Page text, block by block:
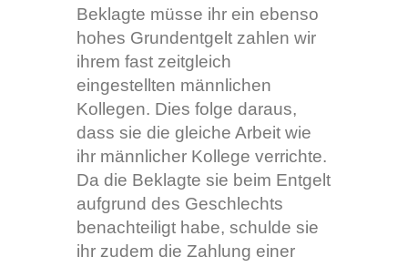
Beklagte müsse ihr ein ebenso
hohes Grundentgelt zahlen wir
ihrem fast zeitgleich
eingestellten männlichen
Kollegen. Dies folge daraus,
dass sie die gleiche Arbeit wie
ihr männlicher Kollege verrichte.
Da die Beklagte sie beim Entgelt
aufgrund des Geschlechts
benachteiligt habe, schulde sie
ihr zudem die Zahlung einer